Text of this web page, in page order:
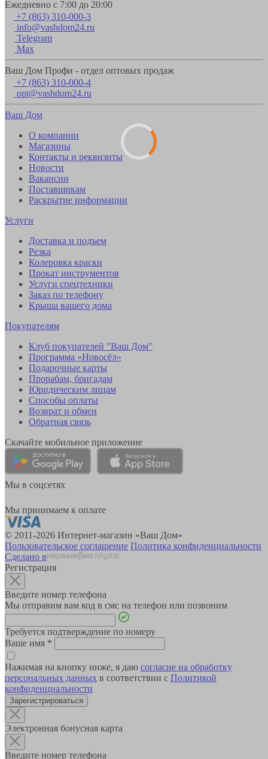
Ежедневно с 7:00 до 20:00
+7 (863) 310-000-3
info@vashdom24.ru
Telegram
Max
Ваш Дом Профи - отдел оптовых продаж
+7 (863) 310-000-4
opt@vashdom24.ru
Ваш Дом
О компании
Магазины
Контакты и реквизиты
Новости
Вакансии
Поставщикам
Раскрытие информации
Услуги
Доставка и подъем
Резка
Колеровка краски
Прокат инструментов
Услуги спецтехники
Заказ по телефону
Крыша вашего дома
Покупателям
Клуб покупателей "Ваш Дом"
Программа «Новосёл»
Подарочные карты
Прорабам, бригадам
Юридическим лицам
Способы оплаты
Возврат и обмен
Обратная связь
Скачайте мобильное приложение
Мы в соцсетях
Мы принимаем к оплате
© 2011-2026 Интернет-магазин «Ваш Дом»
Пользовательское соглашение Политика конфиденциальности
Сделано в
Регистрация
Введите номер телефона
Мы отправим вам код в смс на телефон или позвоним
Требуется подтверждение по номеру
Ваше имя *
Нажимая на кнопку ниже, я даю согласие на обработку
персональных данных в соответствии с Политикой
конфиденциальности
Зарегистрироваться
Электронная бонусная карта
Введите номер телефона